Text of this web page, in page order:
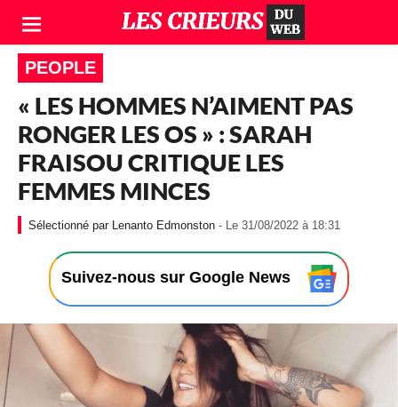
PEOPLE
« LES HOMMES N’AIMENT PAS
RONGER LES OS » : SARAH
FRAISOU CRITIQUE LES
FEMMES MINCES
Lenanto Edmonston - Le 31/08/2022 à 18:31
e
1
0
2
0
Suivez-nous sur Google News